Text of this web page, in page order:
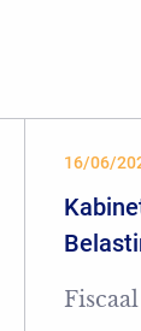
16/06/
Fiscaal